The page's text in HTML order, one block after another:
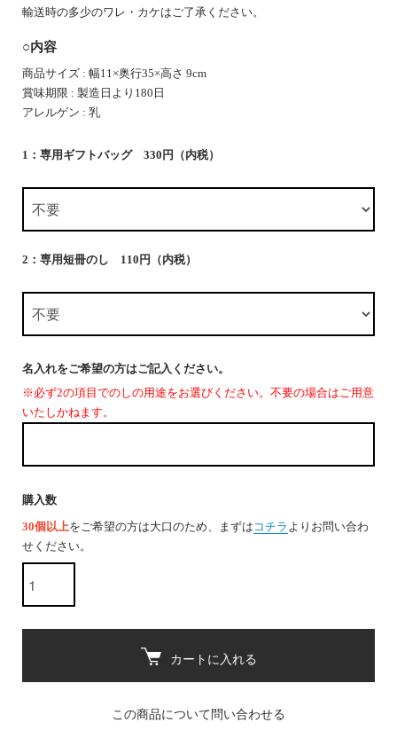
輸送時の多少のワレ・カケはご了承ください。
○内容
商品サイズ : 幅11×奥行35×高さ 9cm
賞味期限 : 製造日より180日
アレルゲン : 乳
1：専用ギフトバッグ 330円（内税）
2：専用短冊のし 110円（内税）
名入れをご希望の方はご記入ください。
※必ず2の項目でのしの用途をお選びください。不要の場合はご用意
いたしかねます。
購入数
30個以上をご希望の方は大口のため、まずは コチラ よりお問い合わ
せください。
カートに入れる
この商品について問い合わせる